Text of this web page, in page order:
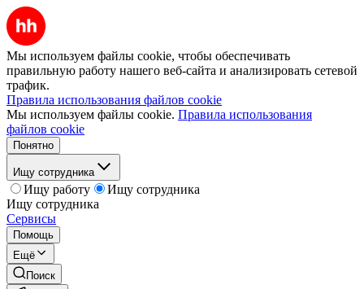
Мы используем файлы cookie, чтобы обеспечивать
правильную работу нашего веб-сайта и анализировать сетевой
трафик.
Правила использования файлов cookie
Мы используем файлы cookie. Правила использования
файлов cookie
Понятно
Ищу сотрудника
Ищу работу
Ищу сотрудника
Ищу сотрудника
Сервисы
Помощь
Ещё
Поиск